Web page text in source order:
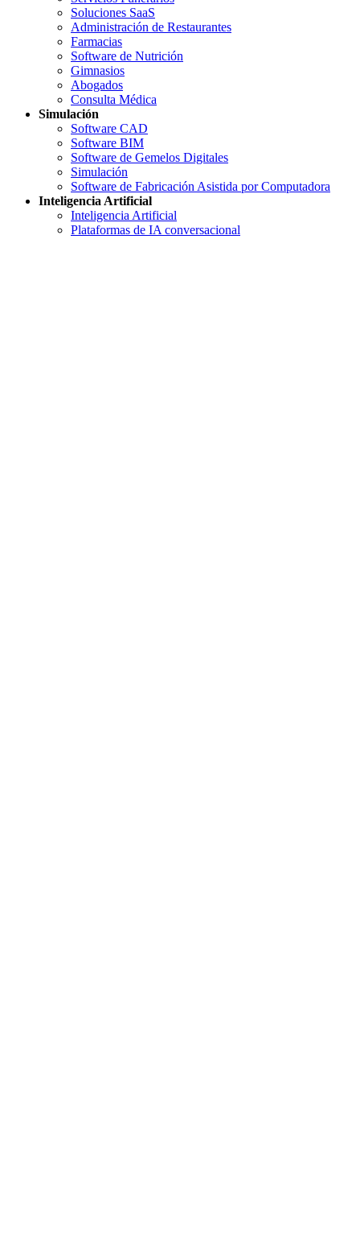
Soluciones SaaS
Administración de Restaurantes
Farmacias
Software de Nutrición
Gimnasios
Abogados
Consulta Médica
Simulación
Software CAD
Software BIM
Software de Gemelos Digitales
Simulación
Software de Fabricación Asistida por Computadora
Inteligencia Artificial
Inteligencia Artificial
Plataformas de IA conversacional